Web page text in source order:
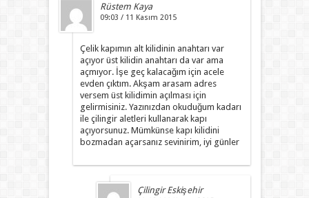
Rüstem Kaya
09:03 / 11 Kasım 2015
Çelik kapımın alt kilidinin anahtarı var
açıyor üst kilidin anahtarı da var ama
açmıyor. İşe geç kalacağım için acele
evden çıktım. Akşam arasam adres
versem üst kilidimin açılması için
gelirmisiniz. Yazınızdan okuduğum kadarı
ile çilingir aletleri kullanarak kapı
açıyorsunuz. Mümkünse kapı kilidini
bozmadan açarsanız sevinirim, iyi günler
Çilingir Eskişehir